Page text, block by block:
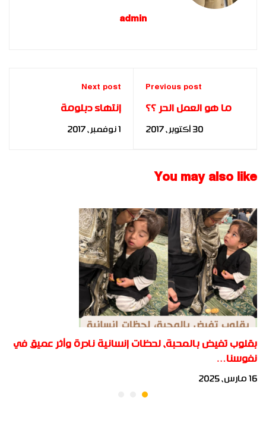
admin
Previous post
ما هو العمل الحر ؟؟
30 أكتوبر، 2017
Next post
إنتهاء دبلومة
1 نوفمبر، 2017
You may also like
بقلوب تفيض بالمحبة، لحظات إنسانية نادرة وأثر عميق في
نفوسنا…
16 مارس، 2025